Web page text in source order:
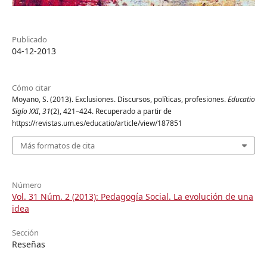
Publicado
04-12-2013
Cómo citar
Moyano, S. (2013). Exclusiones. Discursos, políticas, profesiones.Educatio
Siglo XXI,31(2), 421–424. Recuperado a partir de
https://revistas.um.es/educatio/article/view/187851
Más formatos de cita
Número
Vol. 31 Núm. 2 (2013): Pedagogía Social. La evolución de una
idea
Sección
Reseñas